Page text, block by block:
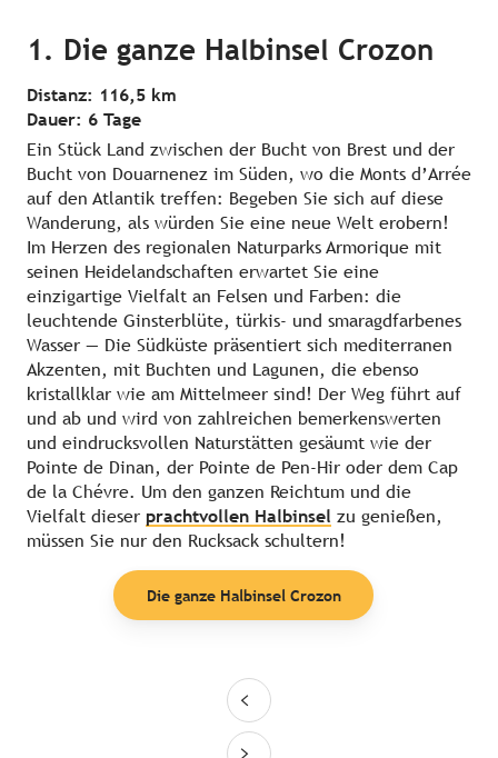
1. Die ganze Halbinsel Crozon
Distanz: 116,5 km
Dauer: 6 Tage
Ein Stück Land zwischen der Bucht von Brest und der
Bucht von Douarnenez im Süden, wo die Monts d’Arrée
auf den Atlantik treffen: Begeben Sie sich auf diese
Wanderung, als würden Sie eine neue Welt erobern!
Im Herzen des regionalen Naturparks Armorique mit
seinen Heidelandschaften erwartet Sie eine
einzigartige Vielfalt an Felsen und Farben: die
leuchtende Ginsterblüte, türkis- und smaragdfarbenes
Wasser — Die Südküste präsentiert sich mediterranen
Akzenten, mit Buchten und Lagunen, die ebenso
kristallklar wie am Mittelmeer sind! Der Weg führt auf
und ab und wird von zahlreichen bemerkenswerten
und eindrucksvollen Naturstätten gesäumt wie der
Pointe de Dinan, der Pointe de Pen-Hir oder dem Cap
de la Chévre. Um den ganzen Reichtum und die
Vielfalt dieser prachtvollen Halbinsel zu genießen,
müssen Sie nur den Rucksack schultern!
Die ganze Halbinsel Crozon